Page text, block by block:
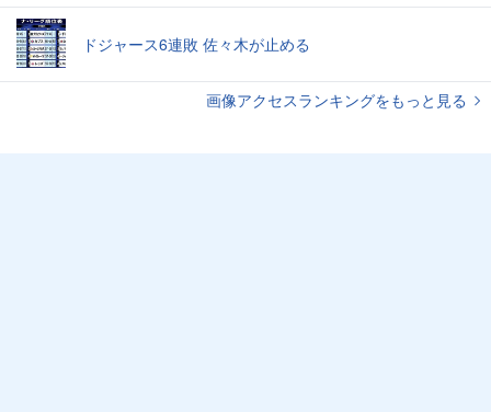
ドジャース6連敗 佐々木が止める
画像アクセスランキングをもっと見る